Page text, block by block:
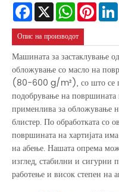
Facebook
X WhatsApp
Опис на производот
Машината за застаклување
обложување со масло на
(80-600 g/m²), со што се
подобрување на површината
применлива за обложување
блистер. По обработката со
површината на хартијата
на абење. Нашата опрема
изглед, стабилни и сигурни
работење и висок степен на